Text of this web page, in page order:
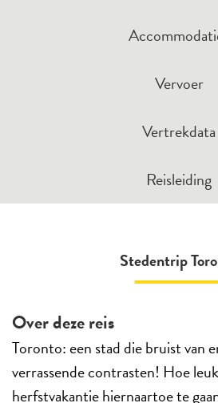
Vervoer
Vertrekdata
Reisleiding
Stedentrip
Over deze reis
Toronto: een stad die bruist van
verrassende contrasten! Hoe
herfstvakantie hiernaartoe te